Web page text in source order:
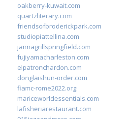
oakberry-kuwait.com
quartzliterary.com
friendsofbroderickpark.com
studiopiattellina.com
jannagrillspringfield.com
fujiyamacharleston.com
elpatronchardon.com
donglaishun-order.com
fiamc-rome2022.org
mariceworldessentials.com
lafisheriarestaurant.com